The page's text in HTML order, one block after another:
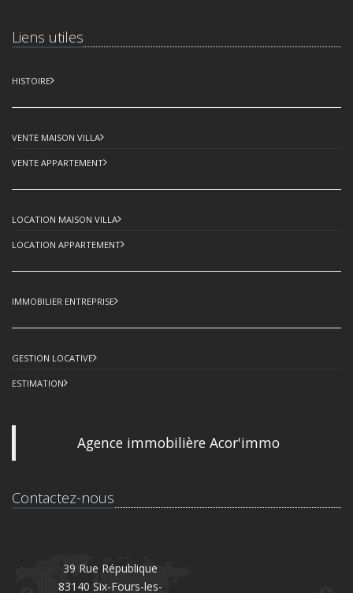
Liens utiles
HISTOIRE
VENTE MAISON VILLA
VENTE APPARTEMENT
LOCATION MAISON VILLA
LOCATION APPARTEMENT
IMMOBILIER ENTREPRISE
GESTION LOCATIVE
ESTIMATION
Agence immobilière Acor'immo
Contactez-nous
39 Rue République
83140 Six-Fours-les-